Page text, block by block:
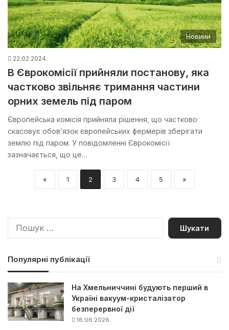
Новини
22.02.2024
В Єврокомісії прийняли постанову, яка
частково звільняє тримання частини
орних земель під паром
Європейська комісія прийняла рішення, що частково
скасовує обов’язок європейських фермерів зберігати
землю під паром. У повідомленні Єврокомісії
зазначається, що це…
« 1 2 3 4 5 »
П
Популярні публікації
На Хмельниччині будують перший в
Україні вакуум-кристалізатор
безперервної дії
16.06.2026